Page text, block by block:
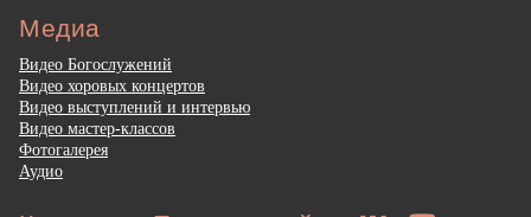
Медиа
Видео Богослужений
Видео хоровых концертов
Видео выступлений и интервью
Видео мастер-классов
Фотогалерея
Аудио